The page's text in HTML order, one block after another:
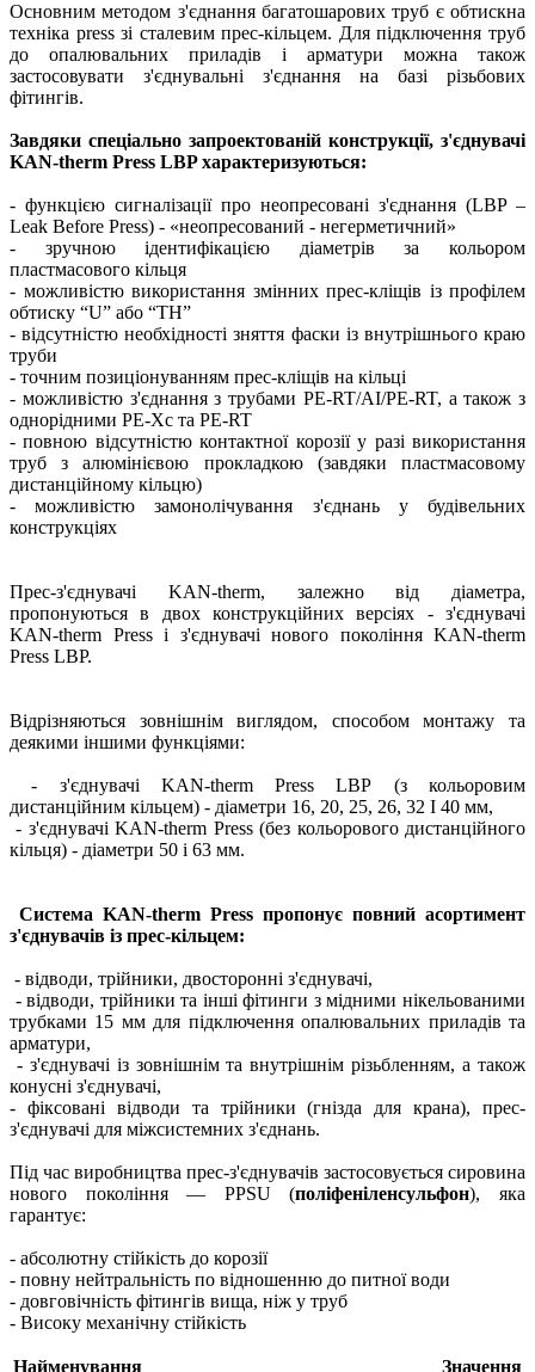
Основним методом з'єднання багатошарових труб є обтискна
техніка press зі сталевим прес-кільцем. Для підключення труб
до опалювальних приладів і арматури можна також
застосовувати з'єднувальні з'єднання на базі різьбових
фітингів.
Завдяки спеціально запроектованій конструкції, з'єднувачі
KAN-therm Press LBP характеризуються:
- функцією сигналізації про неопресовані з'єднання (LBP –
Leak Before Press) - «неопресований - негерметичний»
- зручною ідентифікацією діаметрів за кольором
пластмасового кільця
- можливістю використання змінних прес-кліщів із профілем
обтиску “U” або “TH”
- відсутністю необхідності зняття фаски із внутрішнього краю
труби
- точним позиціонуванням прес-кліщів на кільці
- можливістю з'єднання з трубами PE-RT/AI/PE-RT, а також з
однорідними PE-Xc та PE-RT
- повною відсутністю контактної корозії у разі використання
труб з алюмінієвою прокладкою (завдяки пластмасовому
дистанційному кільцю)
- можливістю замонолічування з'єднань у будівельних
конструкціях
Прес-з'єднувачі KAN-therm, залежно від діаметра,
пропонуються в двох конструкційних версіях - з'єднувачі
KAN-therm Press і з'єднувачі нового покоління KAN-therm
Press LBP.
Відрізняються зовнішнім виглядом, способом монтажу та
деякими іншими функціями:
- з'єднувачі KAN-therm Press LBP (з кольоровим
дистанційним кільцем) - діаметри 16, 20, 25, 26, 32 І 40 мм,
- з'єднувачі KAN-therm Press (без кольорового дистанційного
кільця) - діаметри 50 і 63 мм.
Система KAN-therm Press пропонує повний асортимент
з'єднувачів із прес-кільцем:
- відводи, трійники, двосторонні з'єднувачі,
- відводи, трійники та інші фітинги з мідними нікельованими
трубками 15 мм для підключення опалювальних приладів та
арматури,
- з'єднувачі із зовнішнім та внутрішнім різьбленням, а також
конусні з'єднувачі,
- фіксовані відводи та трійники (гнізда для крана), прес-
з'єднувачі для міжсистемних з'єднань.
Під час виробництва прес-з'єднувачів застосовується сировина
нового покоління — PPSU (поліфеніленсульфон), яка
гарантує:
- абсолютну стійкість до корозії
- повну нейтральність по відношенню до питної води
- довговічність фітингів вища, ніж у труб
- Високу механічну стійкість
Найменування Значення